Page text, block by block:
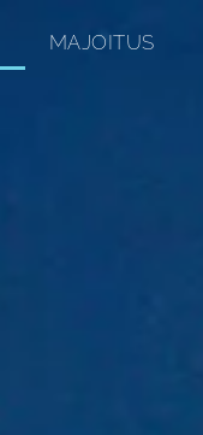
MAJOITUS